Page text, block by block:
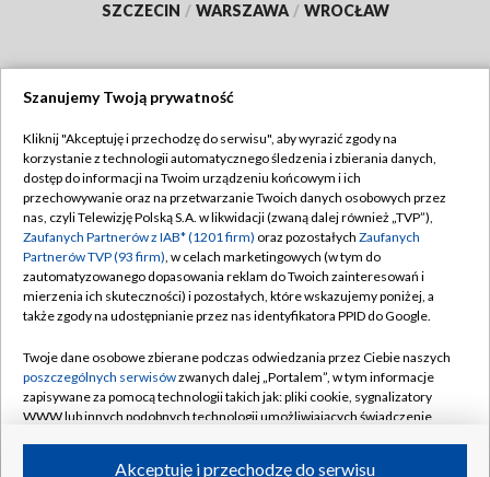
SZCZECIN / WARSZAWA / WROCŁAW
TVP
Abonament TVP
Emisja w TVP
Centrum informacji TVP
Naziemna Telewizja Cyfrowa
Rada Programowa
System NOS
Informacje o nadawcy
Regulamin TVP
Polityka prywatności
Moje zgody
Pomoc
Kontakt
Kanały
Szanujemy Twoją prywatność
Kliknij "Akceptuję i przechodzę do serwisu", aby wyrazić zgody na
korzystanie z technologii automatycznego śledzenia i zbierania danych,
dostęp do informacji na Twoim urządzeniu końcowym i ich
przechowywanie oraz na przetwarzanie Twoich danych osobowych przez
nas, czyli Telewizję Polską S.A. w likwidacji (zwaną dalej również „TVP”),
Zaufanych Partnerów z IAB* (1201 firm) oraz pozostałych Zaufanych
Partnerów TVP (93 firm), w celach marketingowych (w tym do
zautomatyzowanego dopasowania reklam do Twoich zainteresowań i
mierzenia ich skuteczności) i pozostałych, które wskazujemy poniżej, a
także zgody na udostępnianie przez nas identyfikatora PPID do Google.
Twoje dane osobowe zbierane podczas odwiedzania przez Ciebie naszych
poszczególnych serwisówzwanych dalej „Portalem”, w tym informacje
zapisywane za pomocą technologii takich jak: pliki cookie, sygnalizatory
WWW lub innych podobnych technologii umożliwiających świadczenie
Akceptuję i przechodzę do serwisu